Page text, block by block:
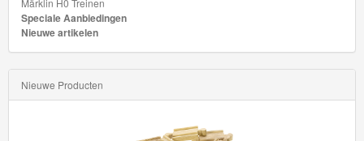
Märklin H0 Treinen
Speciale Aanbiedingen
Nieuwe artikelen
Nieuwe Producten